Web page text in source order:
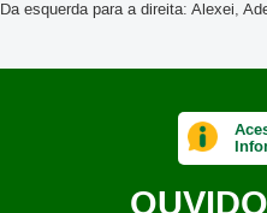
Da esquerda para a direita: Alexei,